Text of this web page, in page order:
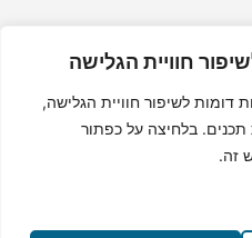
חוויית הגלישה
דומות לשיפור חוויית הגלישה,
בלחיצה על כפתור
זה.
למיכל גרי